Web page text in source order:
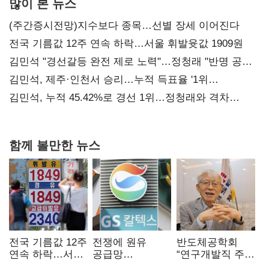
(주간증시전망)지수보다 종목…선별 장세 이어진다
전국 기름값 12주 연속 하락…서울 휘발윳값 1909원
김민석 "경선갈등 완전 제로 노력"…정청래 "반명 공세
사과부터"
김민석, 제주·인천서 승리…누적 득표율 '1위
탈환'(종합)
김민석, 누적 45.42%로 경선 1위…정청래와 격차
함께 볼만한 뉴스
전국 기름값 12주
연속 하락…서울
전쟁에 원유
공급망
반도체공학회
“연구개발직 주